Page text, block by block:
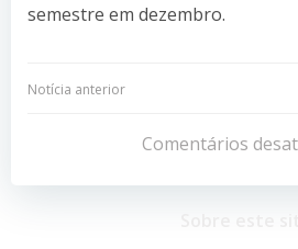
semestre em dezembro.
Navegação
Post
Notícia anterior
de
Comentários